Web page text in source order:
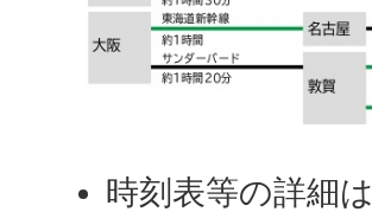
時刻表等の詳細は